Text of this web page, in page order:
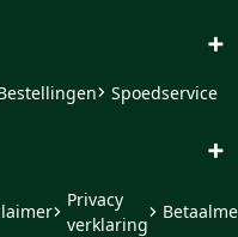
+
Spoedservice
+
Privacy
verklaring